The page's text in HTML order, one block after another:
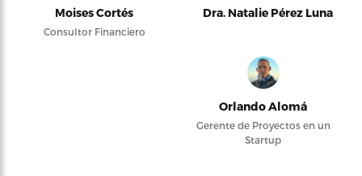
Moises Cortés
Consultor Financiero
Dra. Natalie Pérez Luna
Orlando Alomá
Gerente de Proyectos en un
Startup